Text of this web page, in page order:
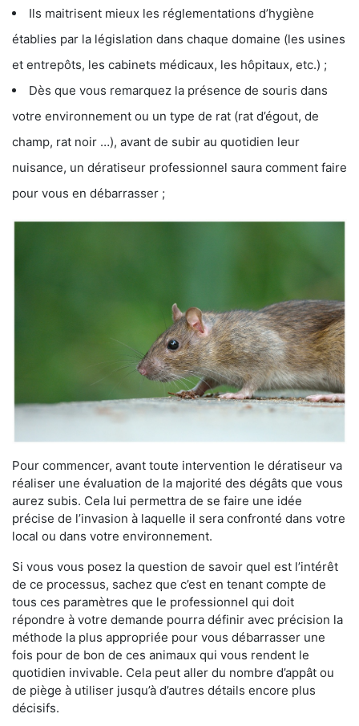
Ils maitrisent mieux les réglementations d’hygiène
établies par la législation dans chaque domaine (les usines
et entrepôts, les cabinets médicaux, les hôpitaux, etc.) ;
Dès que vous remarquez la présence de souris dans
votre environnement ou un type de rat (rat d’égout, de
champ, rat noir …), avant de subir au quotidien leur
nuisance, un dératiseur professionnel saura comment faire
pour vous en débarrasser ;
Pour commencer, avant toute intervention le dératiseur va
réaliser une évaluation de la majorité des dégâts que vous
aurez subis. Cela lui permettra de se faire une idée
précise de l’invasion à laquelle il sera confronté dans votre
local ou dans votre environnement.
Si vous vous posez la question de savoir quel est l’intérêt
de ce processus, sachez que c’est en tenant compte de
tous ces paramètres que le professionnel qui doit
répondre à votre demande pourra définir avec précision la
méthode la plus appropriée pour vous débarrasser une
fois pour de bon de ces animaux qui vous rendent le
quotidien invivable. Cela peut aller du nombre d’appât ou
de piège à utiliser jusqu’à d’autres détails encore plus
décisifs.